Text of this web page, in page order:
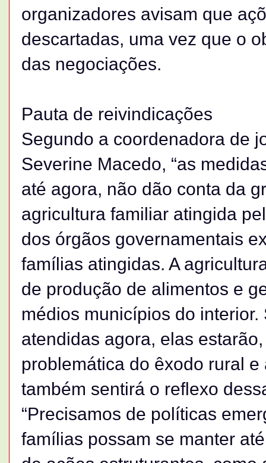
organizadores avisam que
descartadas, uma vez que o
das negociações.
Pauta de reivindicações
Segundo a coordenadora de
Severine Macedo, “as
até agora, não dão conta da
agricultura familiar atingida
dos órgãos governamentais
famílias atingidas. A
de produção de alimentos e
médios municípios do
atendidas agora, elas
problemática do êxodo rural
também sentirá o reflexo
“Precisamos de políticas
famílias possam se manter